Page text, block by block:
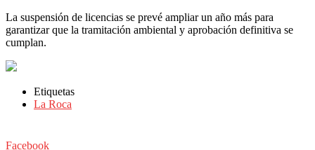
La suspensión de licencias se prevé ampliar un año más para
garantizar que la tramitación ambiental y aprobación definitiva se
cumplan.
Etiquetas
La Roca
Facebook